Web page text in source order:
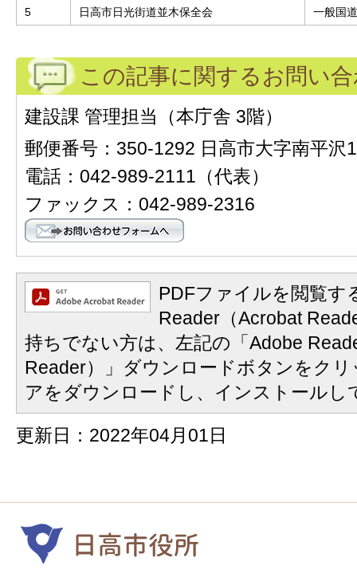
5 日高市日光街道並木保全会 一般国
この記事に関するお問い
建設課 管理担当（本庁舎 3階）
郵便番号：350-1292 日高市大字南平沢
電話：042-989-2111（代表）
ファックス：042-989-2316
PDFファイルを閲覧す
Reader（Acrobat
持ちでない方は、左記の「Adobe
Reader）」ダウンロードボタンをク
アをダウンロードし、インストールし
更新日：2022年04月01日